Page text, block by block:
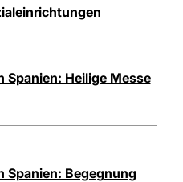
Spanien: Heilige Messe
Spanien: Begegnung